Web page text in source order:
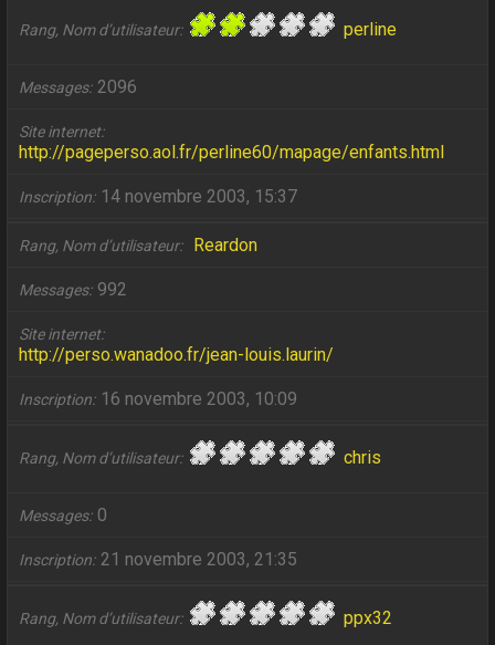
Rang, Nom d’utilisateur perline
Messages 2096
Site internet
http://pageperso.aol.fr/perline60/mapage/enfants.html
Inscription 14 novembre 2003, 15:37
Rang, Nom d’utilisateur Reardon
Messages 992
Site internet
http://perso.wanadoo.fr/jean-louis.laurin/
Inscription 16 novembre 2003, 10:09
Rang, Nom d’utilisateur chris
Messages 0
Inscription 21 novembre 2003, 21:35
Rang, Nom d’utilisateur ppx32